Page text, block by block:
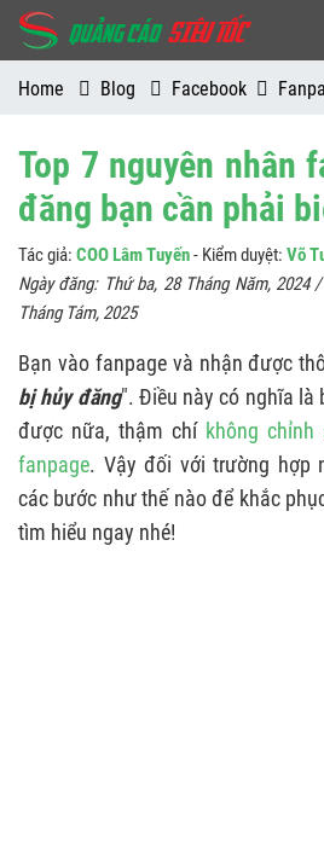
Home Blog Facebook
Top 7 nguyên nhân
đăng bạn cần phải
Tác giả: COO Lâm Tuyến- Kiểm duyệt: Võ
Ngày đăng: Thứ ba, 28 Tháng Năm, 2024/
Tháng Tám, 2025
Bạn vào fanpage và nhận được
bị hủy đăng". Điều này có nghĩa là
được nữa, thậm chí không
fanpage. Vậy đối với trường hợp
các bước như thế nào để khắc
tìm hiểu ngay nhé!